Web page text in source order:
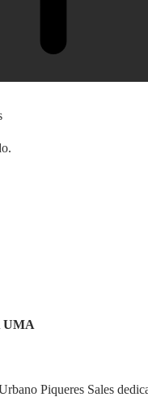
UMA
Piqueres Sales